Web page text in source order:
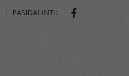
PASIDALINTI: